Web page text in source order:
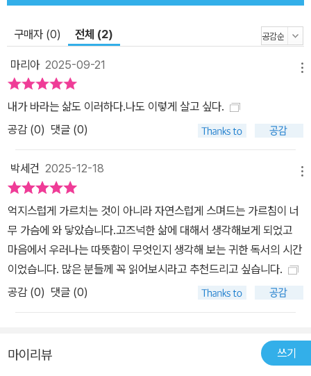
올린다. 나라는 작고 사람은 적은 소국과민의 땅. 사람을 죽이는 무기
살아가는 곳. 풍속이 즐거워 이웃 나라를 탐하지 않는 곳. 자신이 태어
난 곳에서 안전하고 편안하게 살다가 죽을 수 있는 곳. 노자는 이런 나
라라면 사람들이 몸과 마음을 다치지 않고, 평화롭게 살아갈 수 있다
고 생각했다. 그래서 노자에게 ‘부국강병’은 평화의 반대편에 있는 말
이었다. 그리고 노자는 한 사람, 한 사람의 삶도 마찬가지라고 말했다.
노자는 ‘채움’이 아니라 ‘비움’을, ‘높임’이 아니라 ‘낮춤’을 이야기했
다. 노자는 집 안을 금은보화로 가득 채우면 행복이 가득 차는 게 아니
라, 금은보화를 지키려고 불안이 가득 찬다고 생각했다. 나아가, 권력
을 탐하고 부귀영화를 누리려는 사람들에 의해 사회가 어지러워지고
나라가 쇠퇴한다고 보았다. 그래서 노자는 자신의 보배로 ‘자애로
움’과 ‘검소함’과 ‘나서지 않음’(겸손)을 꼽았다. 백양은 가파도의 평
화로운 일상 속에서 느린 속도로, 천천히 살아가며 노자가 말한 소국
극한 부드러움이 세상의 지극한 단단함을 이기는 법. 자신을 없애야
구매자 (0) 전체 (2)
마리아2025-09-21
내가 바라는 삶도 이러하다.나도 이렇게 살고 싶다.
공감 (0) 댓글 (0)
박세건 2025-12-18
억지스럽게 가르치는 것이 아니라 자연스럽게 스며드는 가르침이 너
무 가슴에 와 닿았습니다.고즈넉한 삶에 대해서 생각해보게 되었고
마음에서 우러나는 따뜻함이 무엇인지 생각해 보는 귀한 독서의 시간
이었습니다. 많은 분들께 꼭 읽어보시라고 추천드리고 싶습니다.
공감 (0) 댓글 (0)
마이리뷰 쓰기